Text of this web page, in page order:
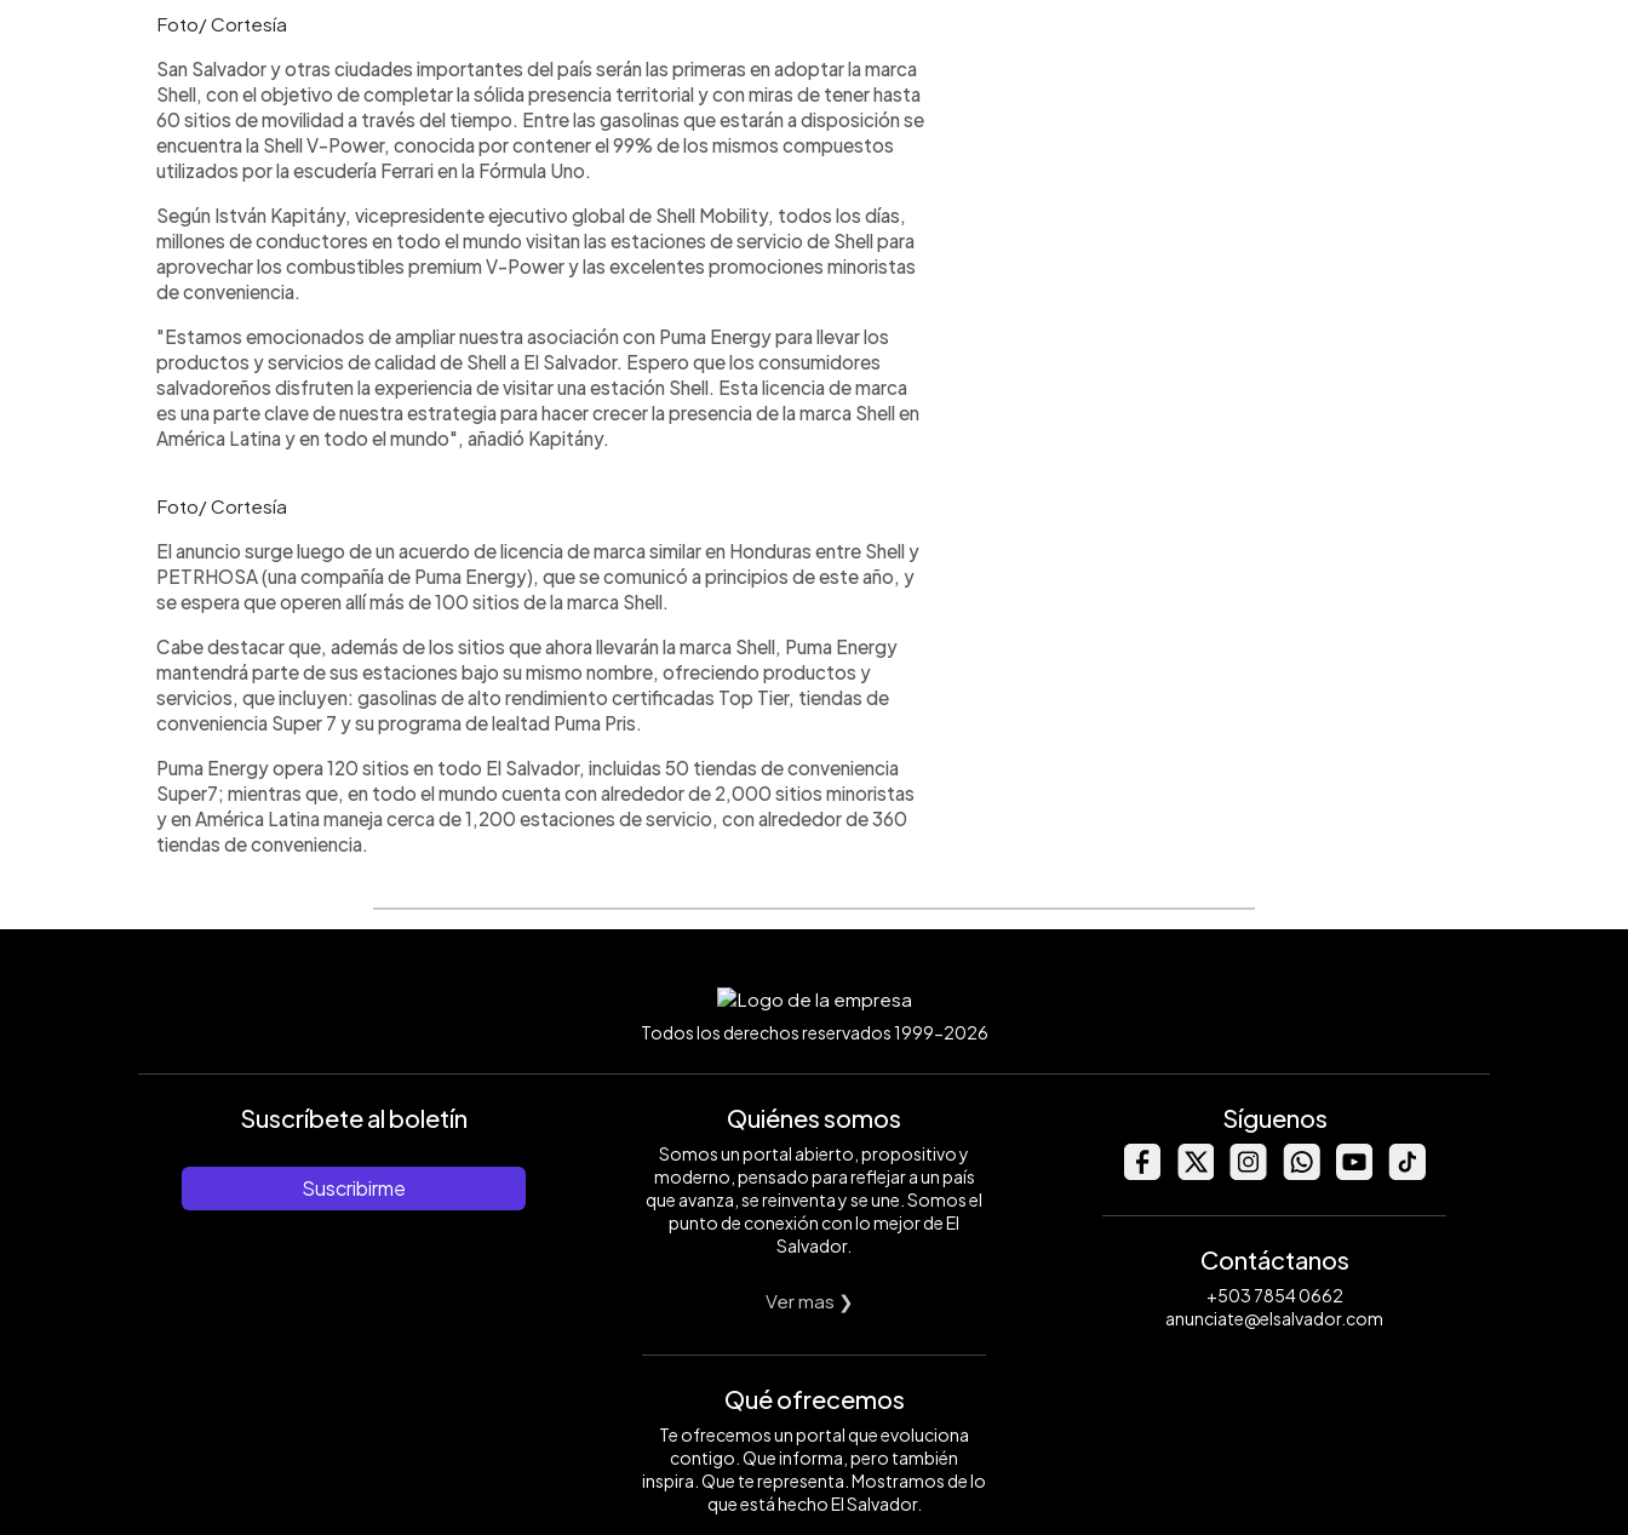
Foto/ Cortesía
San Salvador y otras ciudades importantes del país serán las primeras en adoptar la marca
Shell, con el objetivo de completar la sólida presencia territorial y con miras de tener hasta
60 sitios de movilidad a través del tiempo. Entre las gasolinas que estarán a disposición se
encuentra la Shell V-Power, conocida por contener el 99% de los mismos compuestos
utilizados por la escudería Ferrari en la Fórmula Uno.
Según István Kapitány, vicepresidente ejecutivo global de Shell Mobility, todos los días,
millones de conductores en todo el mundo visitan las estaciones de servicio de Shell para
aprovechar los combustibles premium V-Power y las excelentes promociones minoristas
de conveniencia.
"Estamos emocionados de ampliar nuestra asociación con Puma Energy para llevar los
productos y servicios de calidad de Shell a El Salvador. Espero que los consumidores
salvadoreños disfruten la experiencia de visitar una estación Shell. Esta licencia de marca
es una parte clave de nuestra estrategia para hacer crecer la presencia de la marca Shell en
América Latina y en todo el mundo", añadió Kapitány.
Foto/ Cortesía
El anuncio surge luego de un acuerdo de licencia de marca similar en Honduras entre Shell y
PETRHOSA (una compañía de Puma Energy), que se comunicó a principios de este año, y
se espera que operen allí más de 100 sitios de la marca Shell.
Cabe destacar que, además de los sitios que ahora llevarán la marca Shell, Puma Energy
mantendrá parte de sus estaciones bajo su mismo nombre, ofreciendo productos y
servicios, que incluyen: gasolinas de alto rendimiento certificadas Top Tier, tiendas de
conveniencia Super 7 y su programa de lealtad Puma Pris.
Puma Energy opera 120 sitios en todo El Salvador, incluidas 50 tiendas de conveniencia
Super7; mientras que, en todo el mundo cuenta con alrededor de 2,000 sitios minoristas
y en América Latina maneja cerca de 1,200 estaciones de servicio, con alrededor de 360
tiendas de conveniencia.
Todos los derechos reservados 1999-2026
Suscríbete al boletín
Suscribirme
Quiénes somos
Somos un portal abierto, propositivo y
moderno, pensado para reflejar a un país
que avanza, se reinventa y se une. Somos el
punto de conexión con lo mejor de El
Salvador.
Ver mas ❯
Qué ofrecemos
Te ofrecemos un portal que evoluciona
contigo. Que informa, pero también
inspira. Que te representa. Mostramos de lo
que está hecho El Salvador.
Síguenos
Contáctanos
+503 7854 0662
anunciate@elsalvador.com